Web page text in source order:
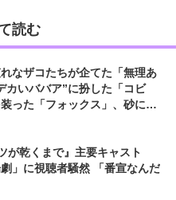
読む
れなザコたちが企てた「無理あ
カいババア”に扮した「コビ
った「フォックス」、砂に潜
が乾くまで』主要キャスト
劇」に視聴者騒然 「番宣なんだ